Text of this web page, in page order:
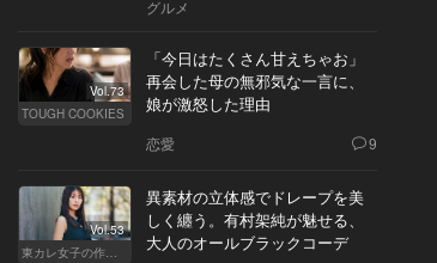
グルメ
Vol.73
TOUGH COOKIES
「今日はたくさん甘えちゃお」
再会した母の無邪気な一言に、
娘が激怒した理由
恋愛 9
Vol.53
東カレ女子の作り方
異素材の立体感でドレープを美
しく纏う。有村架純が魅せる、
大人のオールブラックコーデ